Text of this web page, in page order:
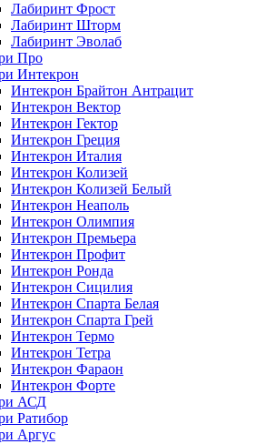
Лабиринт Фрост
Лабиринт Шторм
Лабиринт Эволаб
Про
Интекрон
Интекрон Брайтон Антрацит
Интекрон Вектор
Интекрон Гектор
Интекрон Греция
Интекрон Италия
Интекрон Колизей
Интекрон Колизей Белый
Интекрон Неаполь
Интекрон Олимпия
Интекрон Премьера
Интекрон Профит
Интекрон Ронда
Интекрон Сицилия
Интекрон Спарта Белая
Интекрон Спарта Грей
Интекрон Термо
Интекрон Тетра
Интекрон Фараон
Интекрон Форте
АСД
Ратибор
Аргус